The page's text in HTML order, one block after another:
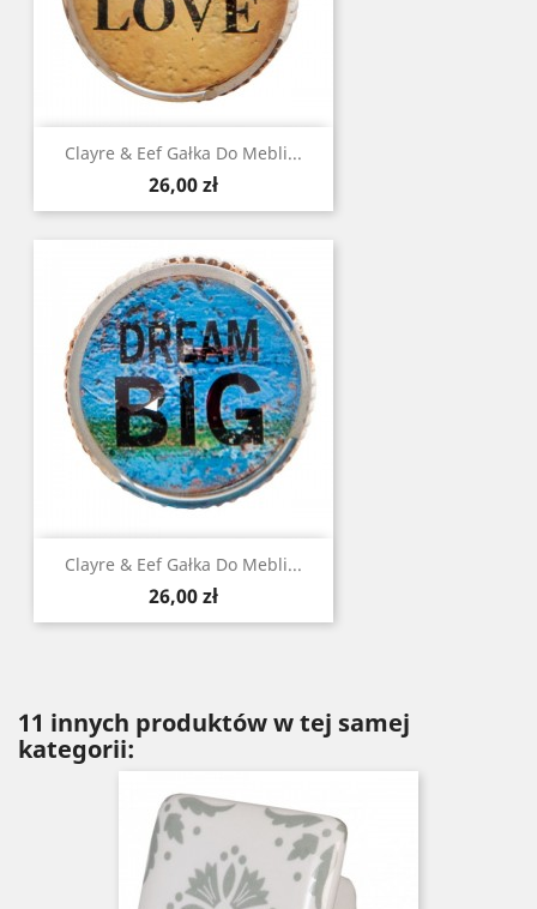
Clayre & Eef Gałka Do Mebli...
Cena
26,00 zł
Clayre & Eef Gałka Do Mebli...
Cena
26,00 zł
11 innych produktów w tej samej
kategorii: